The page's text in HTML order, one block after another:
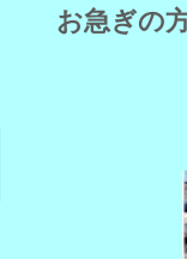
お急ぎの